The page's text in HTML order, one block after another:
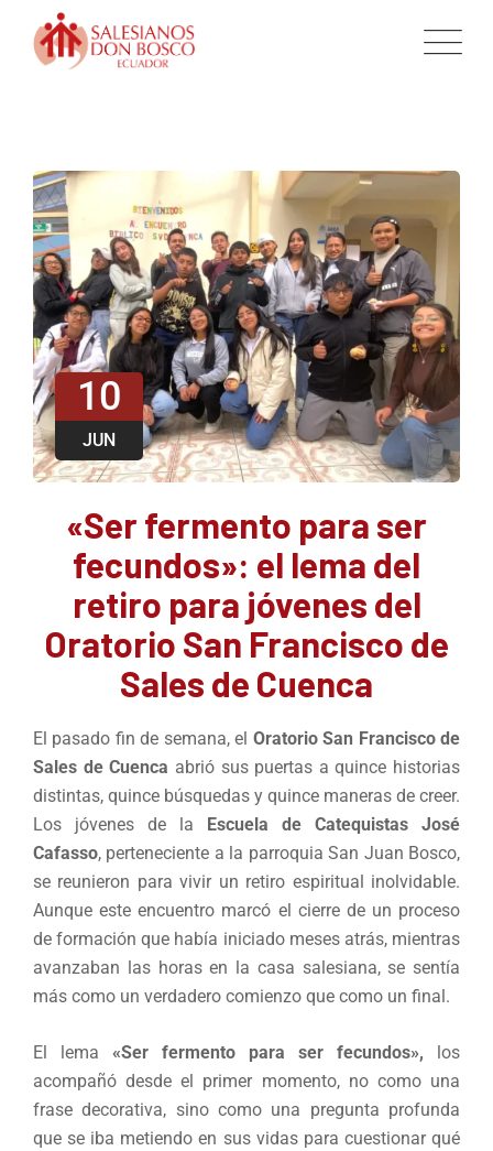
10
JUN
«Ser fermento para ser
fecundos»: el lema del
retiro para jóvenes del
Oratorio San Francisco de
Sales de Cuenca
El pasado fin de semana, el Oratorio San Francisco de
Sales de Cuenca abrió sus puertas a quince historias
distintas, quince búsquedas y quince maneras de creer.
Los jóvenes de la
Escuela de Catequistas José
Cafasso, perteneciente a la parroquia San Juan Bosco,
se reunieron para vivir un retiro espiritual inolvidable.
Aunque este encuentro marcó el cierre de un proceso
de formación que había iniciado meses atrás, mientras
avanzaban las horas en la casa salesiana, se sentía
más como un verdadero comienzo que como un final.
El lema «Ser fermento para ser fecundos», los
acompañó desde el primer momento, no como una
frase decorativa, sino como una pregunta profunda
que se iba metiendo en sus vidas para cuestionar qué